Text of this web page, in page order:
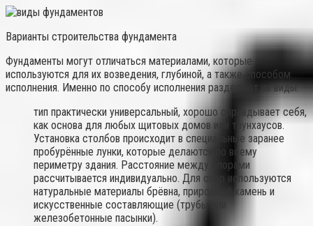
Варианты строительства фундамента
Фундаменты могут отличаться материалами, которые
используются для их возведения, глубиной, а также способом
исполнения. Именно по способу исполнения разделяют их виды:
тип практически универсальный, хорошо оправдывает себя,
как основа для любых щитовых домов или таунхаусов.
Установка столбов происходит в специальные заранее
пробурённые лунки, которые делаются по всему
периметру здания. Расстояние между опорами
рассчитывается индивидуально. Для опор используются
натуральные материалы брёвна, природный камень и
искусственные составляющие (трубы или
железобетонные пасынки).